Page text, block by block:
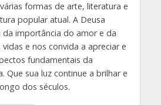
formas de arte, literatura e
popular atual. A Deusa
da importância do amor e da
e nos convida a apreciar e
fundamentais da
Que sua luz continue a brilhar e
dos séculos.